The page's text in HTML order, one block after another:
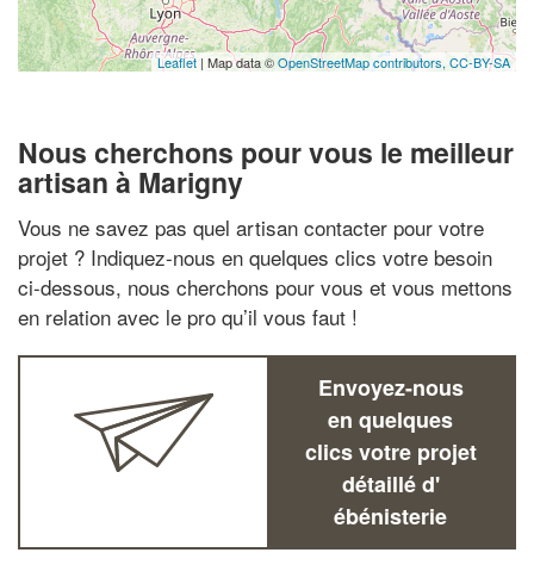
Leaflet | Map data ©OpenStreetMap contributors, CC-BY-SA
Nous cherchons pour vous le meilleur
artisan à Marigny
Vous ne savez pas quel artisan contacter pour votre
projet ? Indiquez-nous en quelques clics votre besoin
ci-dessous, nous cherchons pour vous et vous mettons
en relation avec le pro qu’il vous faut !
Envoyez-nous
en quelques
clics votre projet
détaillé d'
ébénisterie